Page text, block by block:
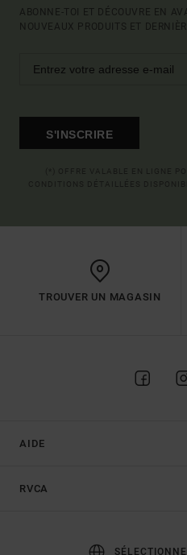
ABONNE-TOI ET DÉCOUVRE EN
NOUVEAUX PRODUITS ET
S'INSCRIRE
TROUVER UN MAGASIN
AIDE
RVCA